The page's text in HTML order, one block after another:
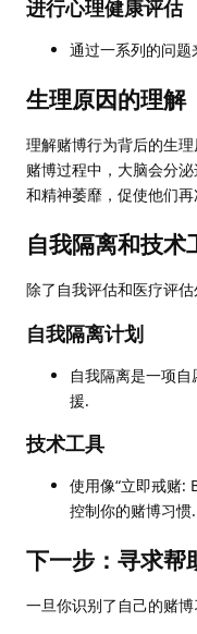
进行心理健康评估
通过一系列的问
生理原因的理解
理解赌博行为背后的生
赌博过程中，大脑会分
和精神萎靡，促使他们
自我隔离和技术
除了自我评估和医疗评
自我隔离计划
自我隔离是一项
援.
技术工具
使用像“立即戒赌:
控制你的赌博习惯.
下一步：寻求帮
一旦你识别了自己的赌